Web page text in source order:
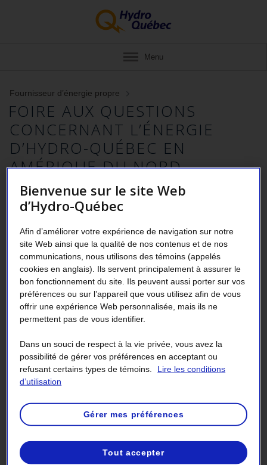
Menu
Fournisseur d’énergie propre
FOIRE AUX QUESTIONS
CONCERNANT L’ÉNERGIE
D’HYDRO-QUÉBEC EN
AMÉRIQUE DU NORD
L’hydroélectricité produite au Québec est-
elle à émission zéro ?
Quelle quantité d’énergie Hydro‑Québec
vend-elle aux marchés hors Québec ?
L’hydroélectricité québécoise est‑elle bon
marché ?
En quoi l’importation d’électricité
d’Hydro‑Québec est-elle avantageuse pour
les clients de la Nouvelle‑Angleterre ou de
l’État de New York ?
Hydro‑Québec peut-elle livrer de
l’électricité à la Nouvelle‑Angleterre
pendant l’hiver, période de pointe pour le
réseau québécois ?
Bienvenue sur le site Web
d’Hydro-Québec
Afin d’améliorer votre expérience de navigation sur notre
site Web ainsi que la qualité de nos contenus et de nos
communications, nous utilisons des témoins (appelés
cookies en anglais). Ils servent principalement à assurer le
bon fonctionnement du site. Ils peuvent aussi porter sur vos
préférences ou sur l’appareil que vous utilisez afin de vous
offrir une expérience Web personnalisée, mais ils ne
permettent pas de vous identifier.
Dans un souci de respect à la vie privée, vous avez la
possibilité de gérer vos préférences en acceptant ou
refusant certains types de témoins.
Lire les conditions
d’utilisation
Gérer mes préférences
Tout accepter